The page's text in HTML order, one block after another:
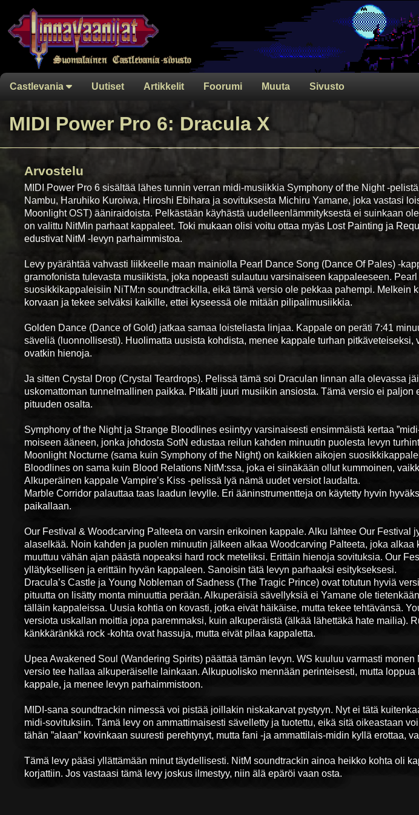
Castlevania Uutiset Artikkelit Foorumi Muuta Sivusto
MIDI Power Pro 6: Dracula X
Arvostelu
MIDI Power Pro 6 sisältää lähes tunnin verran midi-musiikkia Symphony of the Night -
Nambu, Haruhiko Kuroiwa, Hiroshi Ebihara ja sovituksesta Michiru Yamane, joka vastasi
Moonlight OST) ääniraidoista. Pelkästään käyhästä uudelleenlämmityksestä ei suinkaan
on valittu NitMin parhaat kappaleet. Toki mukaan olisi voitu ottaa myäs Lost Painting ja
edustivat NitM -levyn parhaimmistoa.
Levy pyärähtää vahvasti liikkeelle maan mainiolla Pearl Dance Song (Dance Of Pales) -
gramofonista tulevasta musiikista, joka nopeasti sulautuu varsinaiseen kappaleeseen.
suosikkikappaleisiin NiTM:n soundtrackilla, eikä tämä versio ole pekkaa pahempi. Melkein
korvaan ja tekee selväksi kaikille, ettei kyseessä ole mitään pilipalimusiikkia.
Golden Dance (Dance of Gold) jatkaa samaa loisteliasta linjaa. Kappale on peräti 7:41
säveliä (luonnollisesti). Huolimatta uusista kohdista, menee kappale turhan
ovatkin hienoja.
Ja sitten Crystal Drop (Crystal Teardrops). Pelissä tämä soi Draculan linnan alla olevassa
uskomattoman tunnelmallinen paikka. Pitkälti juuri musiikin ansiosta. Tämä versio ei paljon
pituuden osalta.
Symphony of the Night ja Strange Bloodlines esiintyy varsinaisesti ensimmäistä kertaa
moiseen ääneen, jonka johdosta SotN edustaa reilun kahden minuutin puolesta levyn
Moonlight Nocturne (sama kuin Symphony of the Night) on kaikkien aikojen
Bloodlines on sama kuin Blood Relations NitM:ssa, joka ei siinäkään ollut kummoinen,
Alkuperäinen kappale Vampire’s Kiss -pelissä lyä nämä uudet versiot laudalta.
Marble Corridor palauttaa taas laadun levylle. Eri ääninstrumentteja on käytetty hyvin
paikallaan.
Our Festival & Woodcarving Palteeta on varsin erikoinen kappale. Alku lähtee Our Festival
alaselkää. Noin kahden ja puolen minuutin jälkeen alkaa Woodcarving Palteeta, joka alkaa
muuttuu vähän ajan päästä nopeaksi hard rock meteliksi. Erittäin hienoja sovituksia. Our
yllätyksellisen ja erittäin hyvän kappaleen. Sanoisin tätä levyn parhaaksi esitykseksesi.
Dracula’s Castle ja Young Nobleman of Sadness (The Tragic Prince) ovat totutun hyviä
pituutta on lisätty monta minuuttia perään. Alkuperäisiä sävellyksiä ei Yamane ole
tälläin kappaleissa. Uusia kohtia on kovasti, jotka eivät häikäise, mutta tekee tehtävänsä.
versiota uskallan moittia jopa paremmaksi, kuin alkuperäistä (älkää lähettäkä hate mailia).
känkkäränkkä rock -kohta ovat hassuja, mutta eivät pilaa kappaletta.
Upea Awakened Soul (Wandering Spirits) päättää tämän levyn. WS kuuluu varmasti
versio tee hallaa alkuperäiselle lainkaan. Alkupuolisko mennään perinteisesti, mutta loppua
kappale, ja menee levyn parhaimmistoon.
MIDI-sana soundtrackin nimessä voi pistää joillakin niskakarvat pystyyn. Nyt ei tätä
midi-sovituksiin. Tämä levy on ammattimaisesti sävelletty ja tuotettu, eikä sitä oikeastaan
tähän ”alaan” kovinkaan suuresti perehtynyt, mutta fani -ja ammattilais-midin kyllä erottaa,
Tämä levy pääsi yllättämään minut täydellisesti. NitM soundtrackin ainoa heikko kohta oli
korjattiin. Jos vastaasi tämä levy joskus ilmestyy, niin älä epäröi vaan osta.